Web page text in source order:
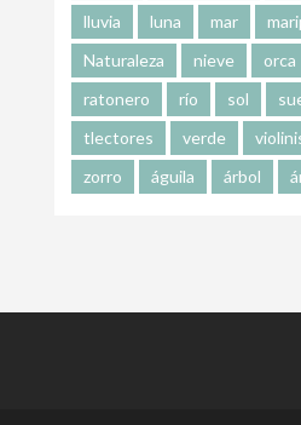
lluvia
luna mar
Naturaleza
nieve orca
ratonero
río sol
tlectores
verde
zorro
águila árbol